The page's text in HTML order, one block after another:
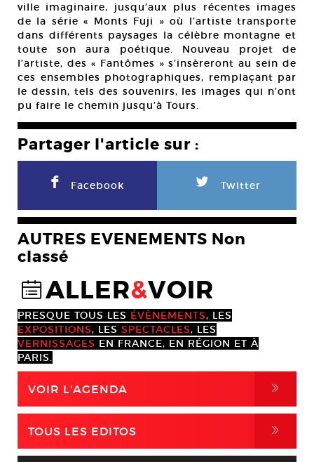
ville imaginaire, jusqu’aux plus récentes images
de la série « Monts Fuji » où l’artiste transporte
dans différents paysages la célèbre montagne et
toute son aura poétique. Nouveau projet de
l’artiste, des « Fantômes » s’insèreront au sein de
ces ensembles photographiques, remplaçant par
le dessin, tels des souvenirs, les images qui n’ont
pu faire le chemin jusqu’à Tours.
Partager l'article sur :
F Facebook L Twitter
AUTRES EVENEMENTS Non
classé
@ALLER&VOIR
PRESQUE TOUS LES ÉVÈNEMENTS, LES
EXPOSITIONS, LES SPECTACLES, LES
VERNISSAGES EN FRANCE, EN RÉGION ET À
PARIS.
VOIR L'AGENDA ,
TOUS LES EDITOS ,